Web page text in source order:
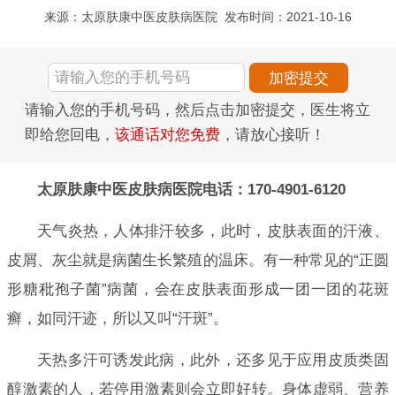
来源：太原肤康中医皮肤病医院 发布时间：2021-10-16
请输入您的手机号码，然后点击加密提交，医生将立
即给您回电， 该通话对您免费 ，请放心接听！
太原肤康中医皮肤病医院电话：170-4901-6120
天气炎热，人体排汗较多，此时，皮肤表面的汗液、
皮屑、灰尘就是病菌生长繁殖的温床。有一种常见的“正圆
形糖秕孢子菌”病菌，会在皮肤表面形成一团一团的花斑
癣，如同汗迹，所以又叫“汗斑”。
天热多汗可诱发此病，此外，还多见于应用皮质类固
醇激素的人，若停用激素则会立即好转。身体虚弱、营养